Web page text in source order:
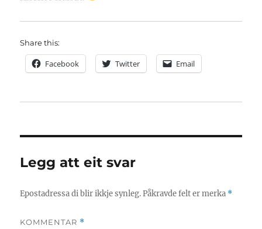
Share this:
Facebook Twitter Email
Legg att eit svar
Epostadressa di blir ikkje synleg. Påkravde felt er merka *
KOMMENTAR *